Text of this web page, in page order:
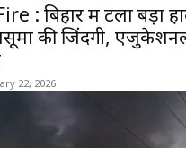
: बिहार में टला बड़ा
की जिंदगी,
22, 2026